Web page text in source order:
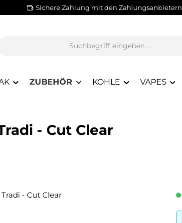
Sichere Zahlung mit den Zahlungsanbietern
ZUBEHÖR KOHLE VAPES
- Cut Clear